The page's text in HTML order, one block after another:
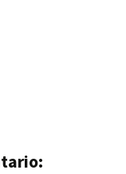
de entradas